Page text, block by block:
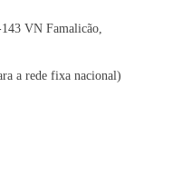
VN Famalicão,
a rede fixa nacional)